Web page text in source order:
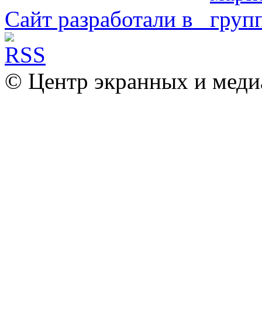
Сайт разработали в
© Центр экранных и